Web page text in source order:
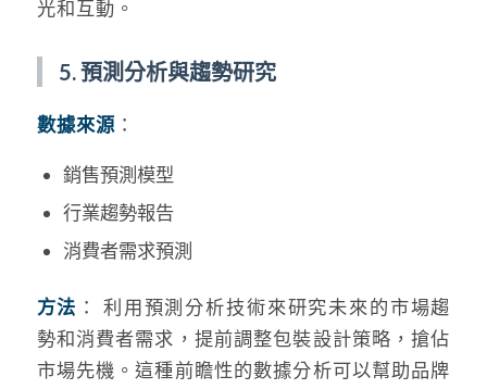
光和互動。
5. 預測分析與趨勢研究
數據來源：
銷售預測模型
行業趨勢報告
消費者需求預測
方法 ： 利用預測分析技術來研究未來的市場趨
勢和消費者需求，提前調整包裝設計策略，搶佔
市場先機。這種前瞻性的數據分析可以幫助品牌